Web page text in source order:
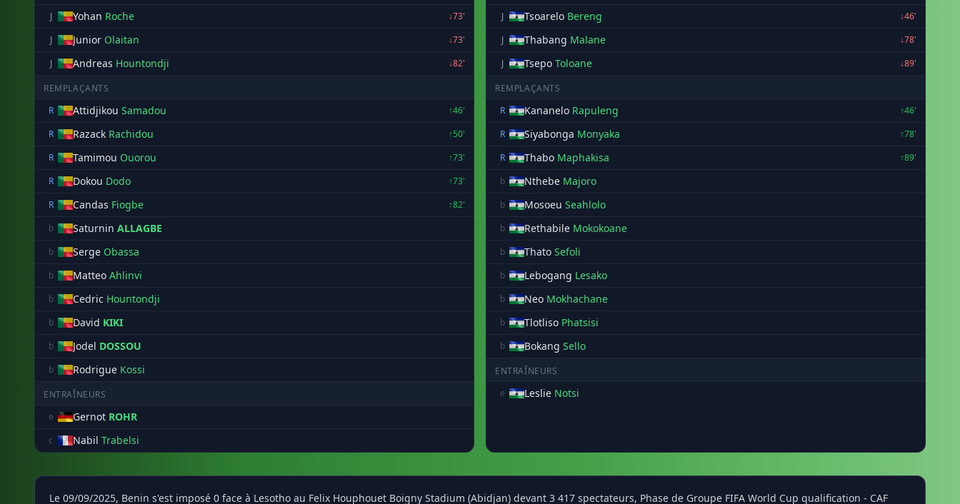
J
Yohan Roche
↓73'
J
Junior Olaitan
↓73'
J
Andreas Hountondji ↓82'
REMPLAÇANTS
R
Attidjikou Samadou
↑46'
R
Razack Rachidou
↑50'
R
Tamimou Ouorou
↑73'
R
Dokou Dodo
↑73'
R
Candas Fiogbe
↑82'
b
Saturnin ALLAGBE
b Serge Obassa
b Matteo Ahlinvi
b Cedric Hountondji
b David KIKI
b Jodel DOSSOU
b Rodrigue Kossi
ENTRAÎNEURS
e
Gernot ROHR
c Nabil Trabelsi
J
Tsoarelo Bereng
↓46'
J
Thabang Malane
↓78'
J
Tsepo Toloane ↓89'
REMPLAÇANTS
R
Kananelo Rapuleng
↑46'
R
Siyabonga Monyaka
↑78'
R
Thabo Maphakisa
↑89'
b
Nthebe Majoro
b Mosoeu Seahlolo
b Rethabile Mokokoane
b Thato Sefoli
b Lebogang Lesako
b Neo Mokhachane
b Tlotliso Phatsisi
b Bokang Sello
ENTRAÎNEURS
e
Leslie Notsi
Le 09/09/2025, Benin s'est imposé 0 face à Lesotho au Felix Houphouet Boigny Stadium (Abidjan) devant 3 417 spectateurs, Phase de Groupe FIFA World Cup qualification - CAF